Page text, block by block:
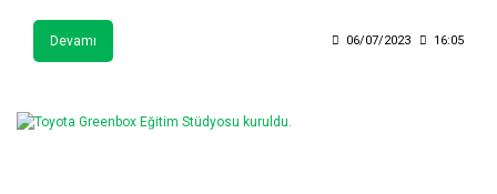
Devamı 06/07/2023 16:05